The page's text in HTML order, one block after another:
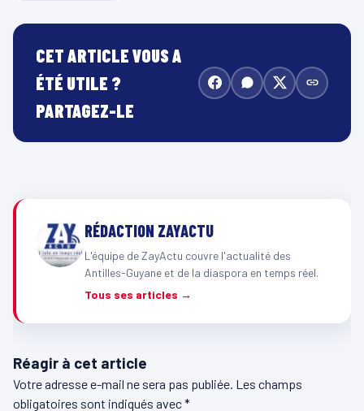
CET ARTICLE VOUS A
ÉTÉ UTILE ?
PARTAGEZ-LE
RÉDACTION ZAYACTU
L'équipe de ZayActu couvre l'actualité des
Antilles-Guyane et de la diaspora en temps réel.
Tous ses articles →
Réagir à cet article
Votre adresse e-mail ne sera pas publiée. Les champs
obligatoires sont indiqués avec*